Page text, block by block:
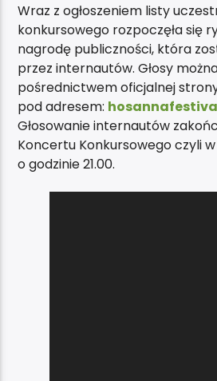
Wraz z ogłoszeniem listy
konkursowego rozpoczęła się
nagrodę publiczności, która
przez internautów. Głosy
pośrednictwem oficjalnej
pod adresem:
Głosowanie internautów
Koncertu Konkursowego czyli
o godzinie 21.00.